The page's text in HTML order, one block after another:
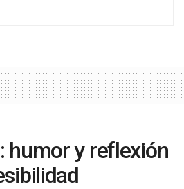
humor y reflexión